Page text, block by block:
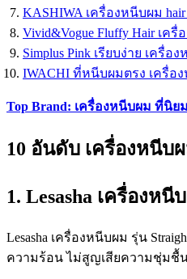
KASHIWA เครื่องหนีบผม
Vivid&Vogue Fluffy Hair เค
Simplus Pink เรียบง่าย เครื่
IWACHI ที่หนีบผมตรง เครื่
Top Brand: เครื่องหนีบผม ที่นิ
10 อันดับ เครื่องหนีบ
1. Lesasha เครื่องห
Lesasha เครื่องหนีบผม รุ่น
ความร้อน ไม่สูญเสียความชุ่มชื้น